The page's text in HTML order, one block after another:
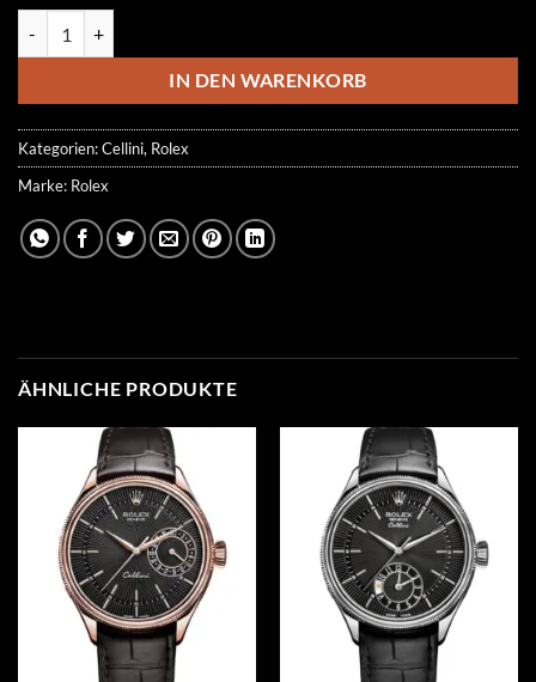
499.00 €249.00 €.
IN DEN WARENKORB
Kategorien:Cellini, Rolex
Marke: Rolex
ÄHNLICHE PRODUKTE